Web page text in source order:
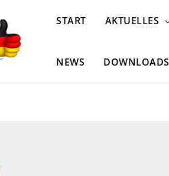
START AKTUELLES
NEWS DOWNLOADS